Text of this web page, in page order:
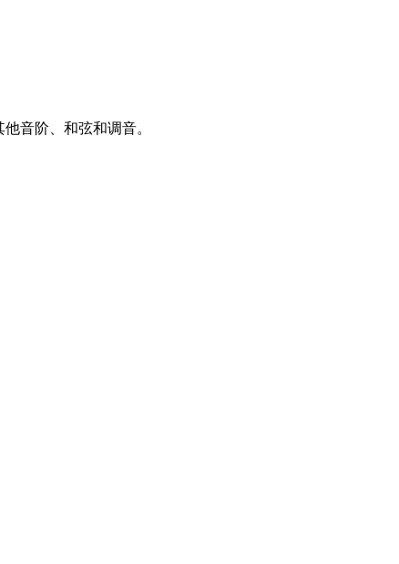
音阶、和弦和调音。